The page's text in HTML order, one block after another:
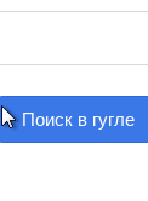
Поиск в гугле